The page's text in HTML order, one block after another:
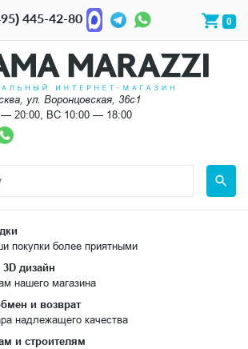
445-42-80 0
ул. Воронцовская, 36с1
20:00, ВС 10:00 — 18:00
покупки более приятными
дизайн
нашего магазина
и возврат
надлежащего качества
и строителям